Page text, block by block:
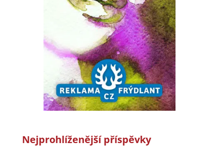
Nejprohlíženější příspěvky